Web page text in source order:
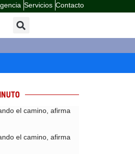
Servicios Contacto
el camino, afirma
el camino, afirma